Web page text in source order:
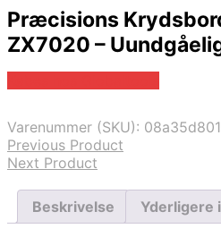
Præcisions
ZX7020 –
Varenummer (SKU):
Previous Product
Next Product
Beskrivelse Yderligere